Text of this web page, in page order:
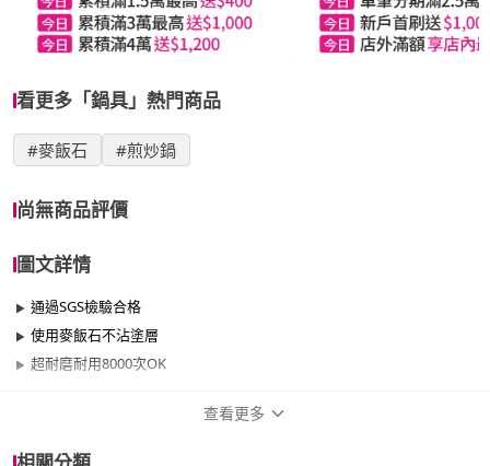
看更多「鍋具」熱門商品
#麥飯石 #煎炒鍋
尚無商品評價
圖文詳情
通過SGS檢驗合格
使用麥飯石不沾塗層
超耐磨耐用8000次OK
查看更多